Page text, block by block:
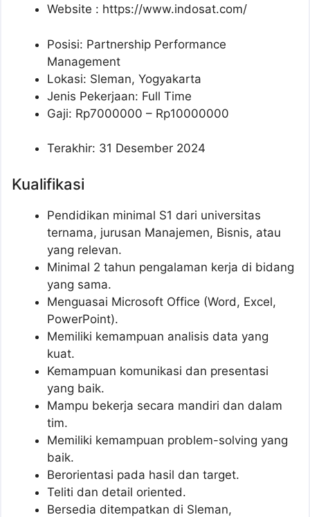
Website : https://www.indosat.com/
Posisi: Partnership Performance
Management
Lokasi: Sleman, Yogyakarta
Jenis Pekerjaan: Full Time
Gaji: Rp7000000 – Rp10000000
Terakhir: 31 Desember 2024
Kualifikasi
Pendidikan minimal S1 dari universitas
ternama, jurusan Manajemen, Bisnis, atau
yang relevan.
Minimal 2 tahun pengalaman kerja di bidang
yang sama.
Menguasai Microsoft Office (Word, Excel,
PowerPoint).
Memiliki kemampuan analisis data yang
kuat.
Kemampuan komunikasi dan presentasi
yang baik.
Mampu bekerja secara mandiri dan dalam
tim.
Memiliki kemampuan problem-solving yang
baik.
Berorientasi pada hasil dan target.
Teliti dan detail oriented.
Bersedia ditempatkan di Sleman,